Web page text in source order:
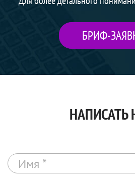
БРИФ-
НАПИСАТЬ